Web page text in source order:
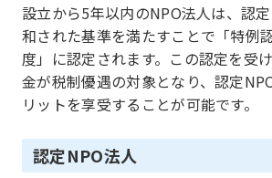
設立から5年以内のNPO法人は、認
和された基準を満たすことで「特例
度」に認定されます。この認定を受
金が税制優遇の対象となり、認定
リットを享受することが可能です。
認定NPO法人